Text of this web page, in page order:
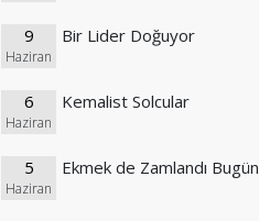
9
Haziran
Bir Lider Doğuyor
6
Haziran
Kemalist Solcular
5
Haziran
Ekmek de Zamlandı Bugün